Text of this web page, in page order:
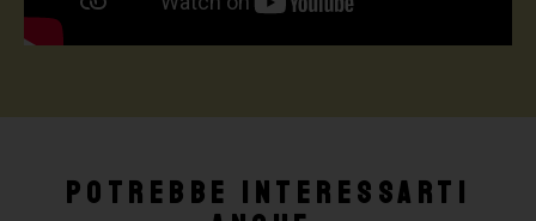
Potrebbe interessarti